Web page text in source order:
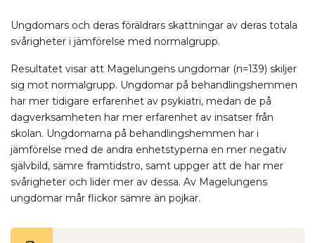
Ungdomars och deras föräldrars skattningar av deras totala
svårigheter i jämförelse med normalgrupp.
Resultatet visar att Magelungens ungdomar (n=139) skiljer
sig mot normalgrupp. Ungdomar på behandlingshemmen
har mer tidigare erfarenhet av psykiatri, medan de på
dagverksamheten har mer erfarenhet av insatser från
skolan. Ungdomarna på behandlingshemmen har i
jämförelse med de andra enhetstyperna en mer negativ
självbild, sämre framtidstro, samt uppger att de har mer
svårigheter och lider mer av dessa. Av Magelungens
ungdomar mår flickor sämre än pojkar.